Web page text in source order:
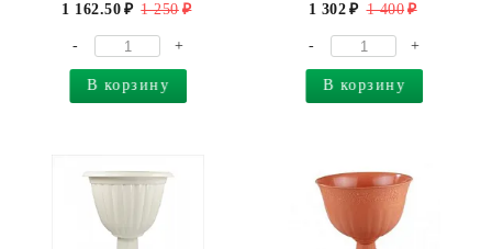
1 162.50 1 250
- +
В корзину
1 302 1 400
- +
В корзину